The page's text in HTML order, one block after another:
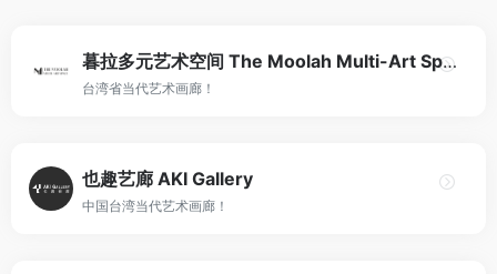
暮拉多元艺术空间 The Moolah Multi-Art Space
台湾省当代艺术画廊！
也趣艺廊 AKI Gallery
中国台湾当代艺术画廊！